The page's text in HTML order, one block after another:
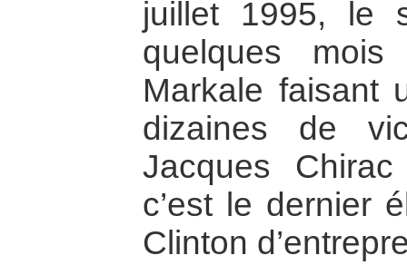
juillet 1995, le
quelques
Markale faisant
dizaines de
Jacques
c’est le dernier
Clinton